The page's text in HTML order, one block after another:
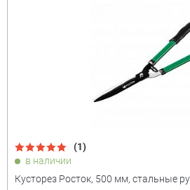
(1)
в наличии
Кусторез Росток, 500 мм, стальные